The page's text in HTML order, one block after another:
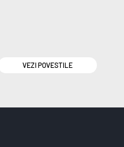
VEZI POVESTILE